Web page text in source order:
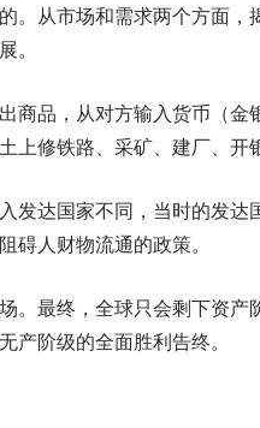
。从市场和需求两个方面，
。
商品，从对方输入货币（金
修铁路、采矿、建厂、开
发达国家不同，当时的发达
碍人财物流通的政策。
。最终，全球只会剩下资产
产阶级的全面胜利告终。